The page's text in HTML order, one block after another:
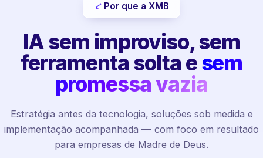
Por que a XMB
IA sem improviso, sem
ferramenta solta esem
promessa vazia
Estratégia antes da tecnologia, soluções sob medida e
implementação acompanhada — com foco em resultado
para empresas de Madre de Deus.